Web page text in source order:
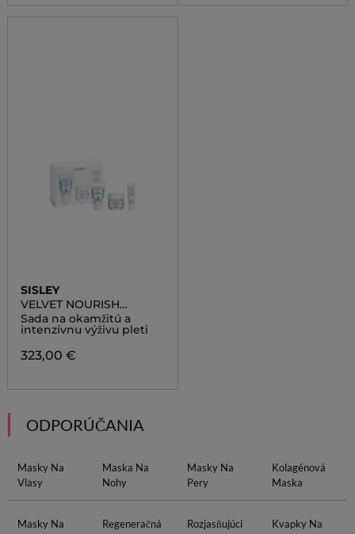
SISLEY
VELVET NOURISH
SAFFRON FLOWERS
DUO SET
Sada na okamžitú a
intenzívnu výživu pleti
323,00 €
ODPORÚČANIA
Masky Na
Vlasy
Maska Na
Nohy
Masky Na
Pery
Kolagénová
Maska
Masky Na
Regeneračná
Rozjasňujúci
Kvapky Na